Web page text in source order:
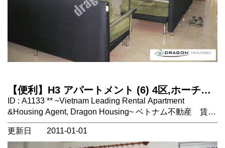
更新日 2011-01-01
【便利】H3 アパートメント (6) 4区,ホーチミ
ン市, ベトナム 不動産
ID : A1133 ** ~Vietnam Leading Rental Apartment
&Housing Agent, Dragon Housing~ ベトナム不動産 賃貸
物件情報 場所：ホーチミン市4区。ベンタイン市場まで車
で5分程度 タイプ：アパートメント ２ＬＤＫ 設備：エア
コン、洗濯機、テレビ、ベッド、ソファ、キッチン 家賃